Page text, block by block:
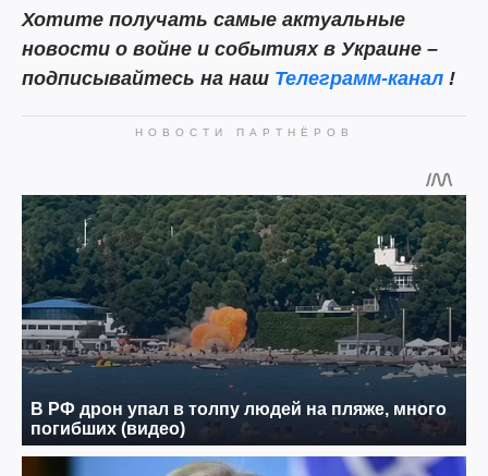
Хотите получать самые актуальные
новости о войне и событиях в Украине –
подписывайтесь на наш Телеграмм-канал !